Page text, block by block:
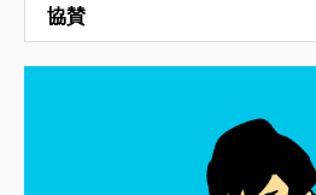
協賛